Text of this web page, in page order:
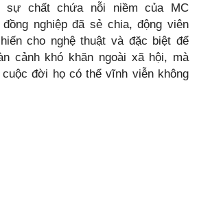
sự chất chứa nỗi niềm của MC
nghiệp đã sẻ chia, động viên
cho nghệ thuật và đặc biệt để
cảnh khó khăn ngoài xã hội, mà
cuộc đời họ có thể vĩnh viễn không